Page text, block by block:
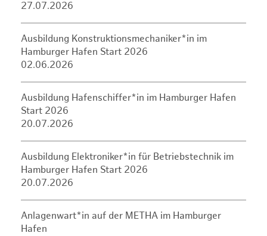
27.07.2026
Ausbildung Konstruktionsmechaniker*in im
Hamburger Hafen Start 2026
02.06.2026
Ausbildung Hafenschiffer*in im Hamburger Hafen
Start 2026
20.07.2026
Ausbildung Elektroniker*in für Betriebstechnik im
Hamburger Hafen Start 2026
20.07.2026
Anlagenwart*in auf der METHA im Hamburger
Hafen